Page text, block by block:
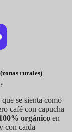
rurales)
que se sienta como
café con capucha
orgánico en
con caída